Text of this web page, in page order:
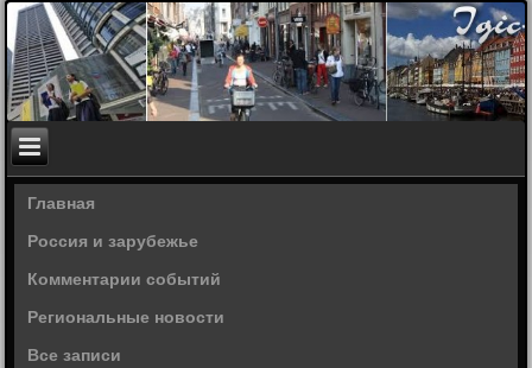
Главная
Россия и зарубежье
Комментарии событий
Региональные новости
Все записи